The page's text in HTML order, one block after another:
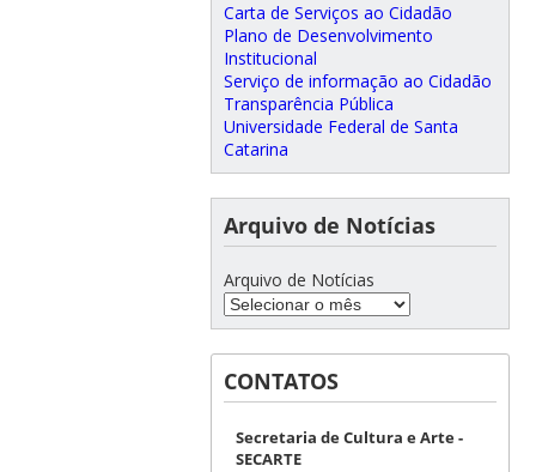
Carta de Serviços ao Cidadão
Plano de Desenvolvimento
Institucional
Serviço de informação ao Cidadão
Transparência Pública
Universidade Federal de Santa
Catarina
Arquivo de Notícias
Arquivo de Notícias
CONTATOS
Secretaria de Cultura e Arte -
SECARTE